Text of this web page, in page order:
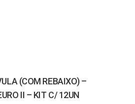
(COM REBAIXO) –
II – KIT C/ 12UN